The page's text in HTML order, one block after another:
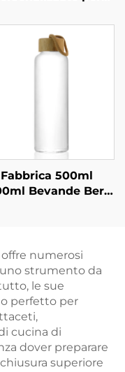
e bevande da
ml, 350 ml e 530
ml
Fabbrica 500ml
Bevande Bere
numerosi
strumento da
le sue
perfetto per
cucina di
dover preparare
superiore